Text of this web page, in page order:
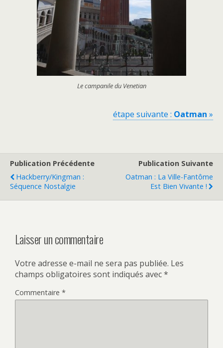
Le campanile du Venetian
étape suivante : Oatman »
Publication Précédente
Hackberry/Kingman :
Séquence Nostalgie
Publication Suivante
Oatman : La Ville-Fantôme
Est Bien Vivante !
Laisser un commentaire
Votre adresse e-mail ne sera pas publiée. Les
champs obligatoires sont indiqués avec*
Commentaire *